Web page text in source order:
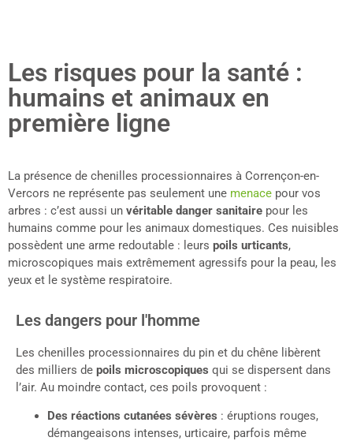
Les risques pour la santé :
humains et animaux en
première ligne
La présence de chenilles processionnaires à Corrençon-en-
Vercors ne représente pas seulement une menace pour vos
arbres : c’est aussi un véritable danger sanitaire pour les
humains comme pour les animaux domestiques. Ces nuisibles
possèdent une arme redoutable : leurs poils urticants,
microscopiques mais extrêmement agressifs pour la peau, les
yeux et le système respiratoire.
Les dangers pour l'homme
Les chenilles processionnaires du pin et du chêne libèrent
des milliers de poils microscopiques qui se dispersent dans
l’air. Au moindre contact, ces poils provoquent :
Des réactions cutanées sévères : éruptions rouges,
démangeaisons intenses, urticaire, parfois même